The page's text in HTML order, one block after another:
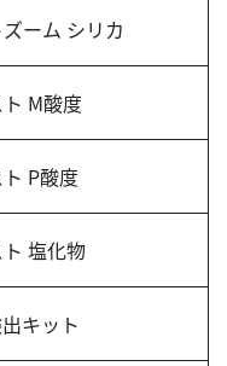
ーム シリカ
M酸度
P酸度
塩化物
キット